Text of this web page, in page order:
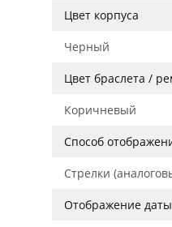
Цвет корпуса
Черный
Цвет браслета /
Коричневый
Способ
Стрелки
Отображение даты